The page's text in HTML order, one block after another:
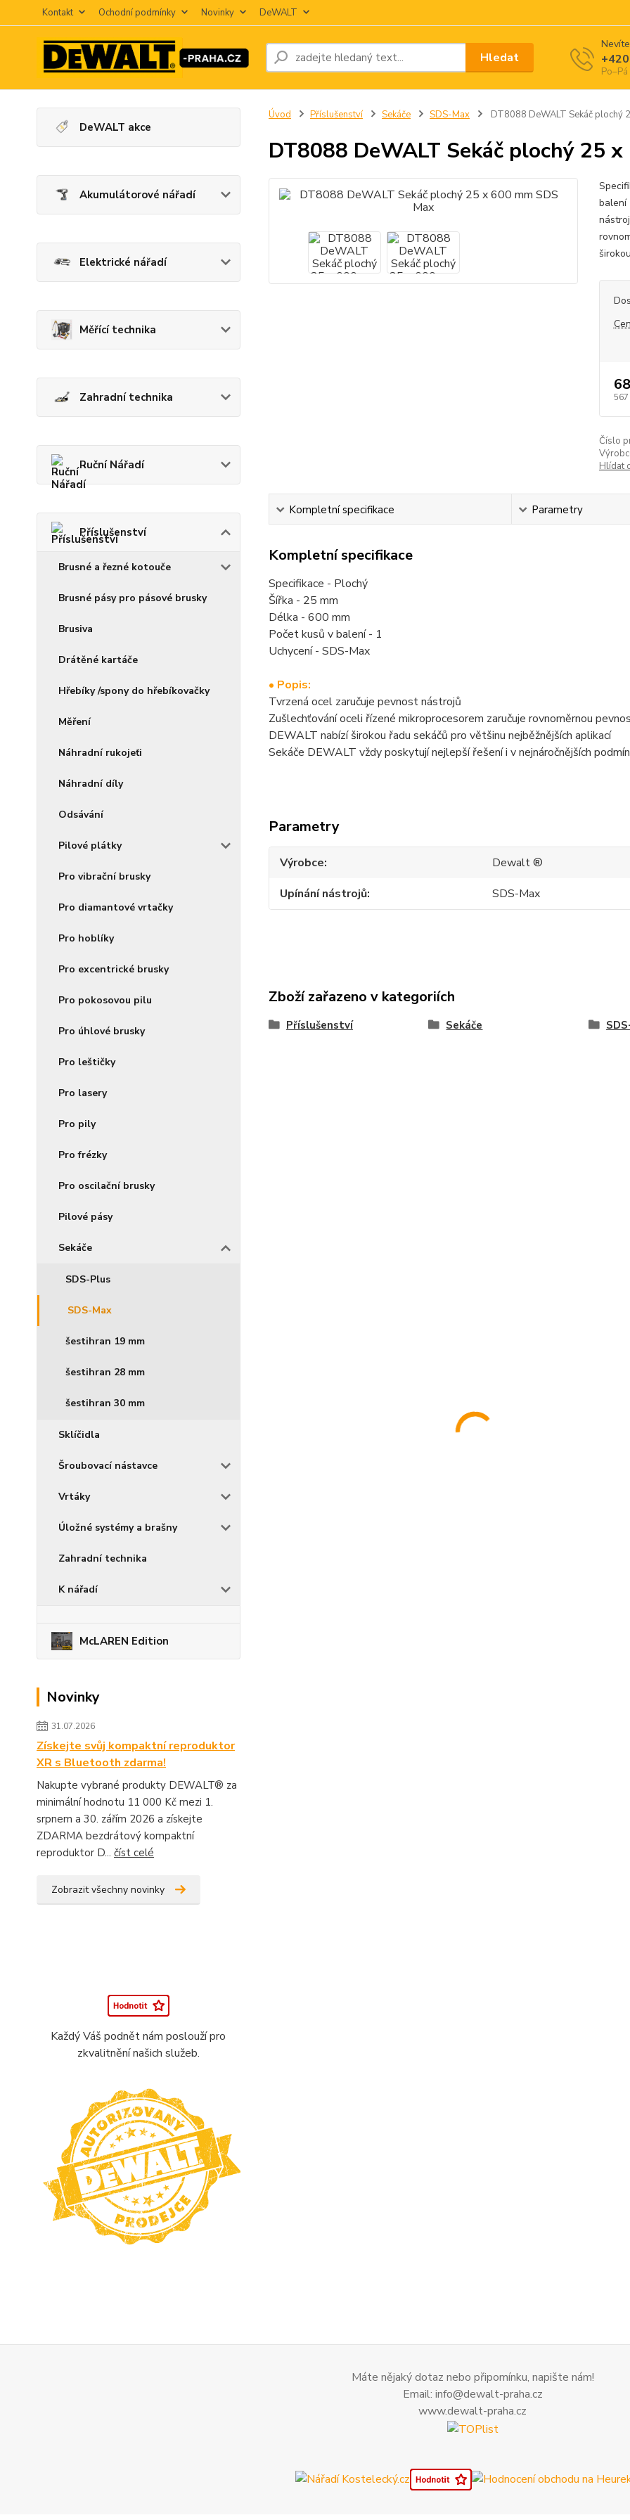
Kontakt Ochodní podmínky Novinky DeWALT
Hledat
DeWALT akce
Akumulátorové nářadí
Elektrické nářadí
Měřící technika
Zahradní technika
Ruční Nářadí
Příslušenství
Brusné a řezné kotouče
Brusné pásy pro pásové brusky
Brusiva
Drátěné kartáče
Hřebíky /spony do hřebíkovačky
Měření
Náhradní rukojeťi
Náhradní díly
Odsávání
Pilové plátky
Pro vibrační brusky
Pro diamantové vrtačky
Pro hoblíky
Pro excentrické brusky
Pro pokosovou pilu
Pro úhlové brusky
Pro leštičky
Pro lasery
Pro pily
Pro frézky
Pro oscilační brusky
Pilové pásy
Sekáče
SDS-Plus
SDS-Max
šestihran 19 mm
šestihran 28 mm
šestihran 30 mm
Sklíčidla
Šroubovací nástavce
Vrtáky
Úložné systémy a brašny
Zahradní technika
K nářadí
McLAREN Edition
Novinky
31.07.2026
Získejte svůj kompaktní reproduktor
XR s Bluetooth zdarma!
Nakupte vybrané produkty DEWALT® za
minimální hodnotu 11 000 Kč mezi 1.
srpnem a 30. zářím 2026 a získejte
ZDARMA bezdrátový kompaktní
reproduktor D... číst celé
Zobrazit všechny novinky
Každý Váš podnět nám poslouží pro
zkvalitnění našich služeb.
Úvod Příslušenství Sekáče SDS-Max DT8088 DeWALT Sekáč plochý
DT8088 DeWALT Sekáč plochý 25
balení
567
Číslo
Hlídat
Kompletní specifikace Parametry
Kompletní specifikace
Specifikace - Plochý
Šířka - 25 mm
Délka - 600 mm
Počet kusů v balení - 1
Uchycení - SDS-Max
• Popis:
Tvrzená ocel zaručuje pevnost nástrojů
Zušlechťování oceli řízené mikroprocesorem zaručuje rovnoměrnou
DEWALT nabízí širokou řadu sekáčů pro většinu nejběžnějších aplikací
Sekáče DEWALT vždy poskytují nejlepší řešení i v nejnáročnějších
Parametry
Výrobce
Dewalt ®
Upínání nástrojů
SDS-Max
Zboží zařazeno v kategoriích
Příslušenství Sekáče
Máte nějaký dotaz nebo připomínku, napište nám!
Email: info@dewalt-praha.cz
www.dewalt-praha.cz